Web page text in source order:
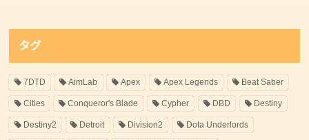
タグ
7DTD AimLab Apex Apex Legends Beat Saber
Cities Conqueror's Blade Cypher DBD Destiny
Destiny2 Detroit Division2 Dota Underlords